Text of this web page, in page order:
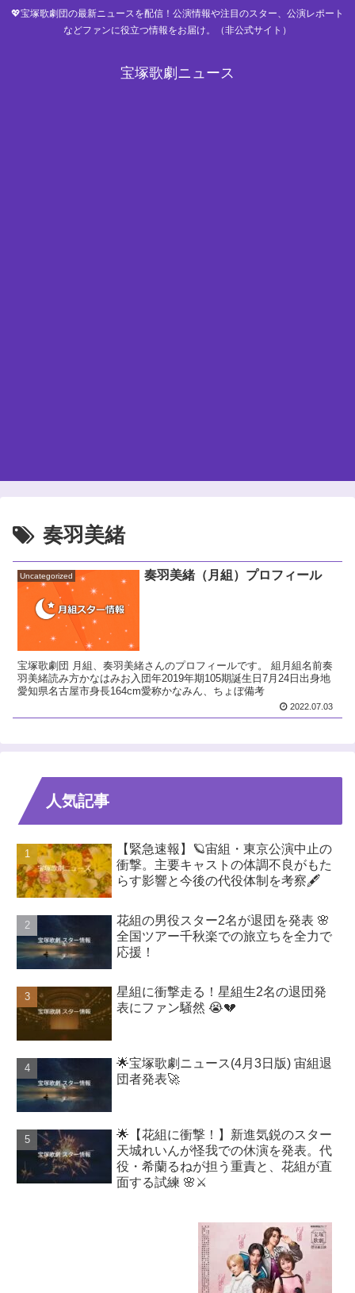
💖宝塚歌劇団の最新ニュースを配信！公演情報や注目のスター、公演レポート
などファンに役立つ情報をお届け。（非公式サイト）
宝塚歌劇ニュース
奏羽美緒
Uncategorized 奏羽美緒（月組）プロフィール
宝塚歌劇団 月組、奏羽美緒さんのプロフィールです。 組月組名前奏
羽美緒読み方かなはみお入団年2019年期105期誕生日7月24日出身地
愛知県名古屋市身長164cm愛称かなみん、ちょぼ備考
2022.07.03
人気記事
【緊急速報】🪐宙組・東京公演中止の
衝撃。主要キャストの体調不良がもた
らす影響と今後の代役体制を考察🖋️
花組の男役スター2名が退団を発表 🌸
全国ツアー千秋楽での旅立ちを全力で
応援！
星組に衝撃走る！星組生2名の退団発
表にファン騒然 😭💔
🌟宝塚歌劇ニュース(4月3日版) 宙組退
団者発表🚀
🌟【花組に衝撃！】新進気鋭のスター
天城れいんが怪我での休演を発表。代
役・希蘭るねが担う重責と、花組が直
面する試練 🌸⚔️